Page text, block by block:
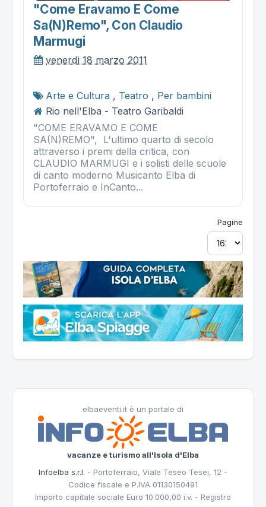
"come Eravamo E Come
Sa(n)remo", Con Claudio
Marmugi
venerdì 18 marzo 2011
Arte e Cultura , Teatro , Per bambini
Rio nell'Elba - Teatro Garibaldi
"COME ERAVAMO E COME
SA(N)REMO", L'ultimo quarto di secolo
attraverso i premi della critica, con
CLAUDIO MARMUGI e i solisti delle scuole
di canto moderno Musicanto Elba di
Portoferraio e InCanto...
Pagine
elbaeventi.it è un portale di
vacanze e turismo all'Isola d'Elba
Infoelba s.r.l. - Portoferraio, Viale Teseo Tesei, 12 -
Codice fiscale e P.IVA 01130150491
Importo capitale sociale Euro 10.000,00 i.v. - Registro